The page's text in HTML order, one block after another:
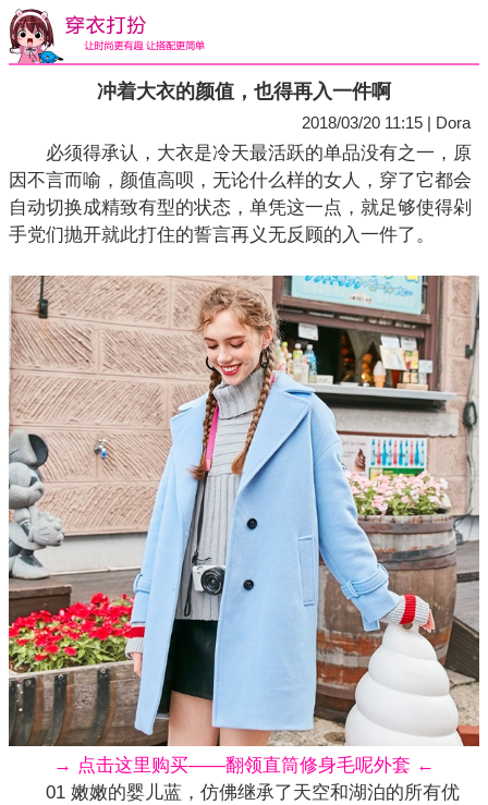
冲着大衣的颜值，也得再入一件啊
2018/03/20 11:15 | Dora
必须得承认，大衣是冷天最活跃的单品没有之一，原
因不言而喻，颜值高呗，无论什么样的女人，穿了它都会
自动切换成精致有型的状态，单凭这一点，就足够使得剁
手党们抛开就此打住的誓言再义无反顾的入一件了。
→ 点击这里购买——翻领直筒修身毛呢外套 ←
01 嫩嫩的婴儿蓝，仿佛继承了天空和湖泊的所有优